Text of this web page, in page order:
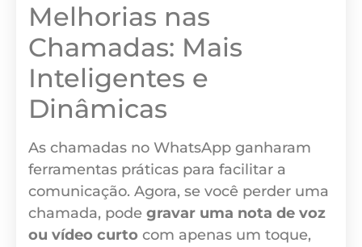
Melhorias nas
Chamadas: Mais
Inteligentes e
Dinâmicas
As chamadas no WhatsApp ganharam
ferramentas práticas para facilitar a
comunicação. Agora, se você perder uma
chamada, pode gravar uma nota de voz
ou vídeo curto com apenas um toque,